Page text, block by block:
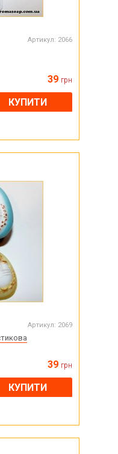
Артикул: 2066
39 грн
КУПИТИ
Артикул: 2069
39 грн
КУПИТИ